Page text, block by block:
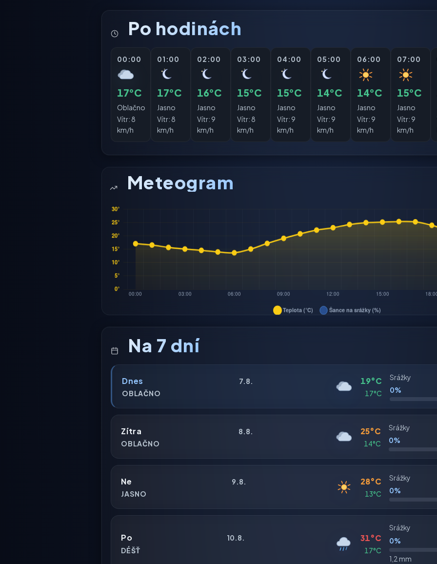
Po hodinách
00:00
17°C
Oblačno
Vítr: 8
km/h
01:00
17°C
Jasno
Vítr: 8
km/h
02:00
16°C
Jasno
Vítr: 9
km/h
03:00
15°C
Jasno
Vítr: 8
km/h
04:00
15°C
Jasno
Vítr: 9
km/h
05:00
14°C
Jasno
Vítr: 9
km/h
06:00
14°C
Jasno
Vítr: 9
km/h
07:00
15°C
Jasno
Vítr: 9
km/h
Meteogram
Na 7 dní
Dnes
7.8.
OBLAČNO
19°C
17°C
Srážky
0%
Zítra
8.8.
OBLAČNO
25°C
14°C
Srážky
0%
Ne
9.8.
JASNO
28°C
13°C
Srážky
0%
Po
10.8.
DÉŠŤ
31°C
17°C
Srážky
0%
1,2 mm